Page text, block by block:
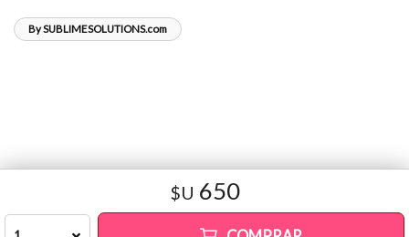
$U 650
By SUBLIMESOLUTIONS.com